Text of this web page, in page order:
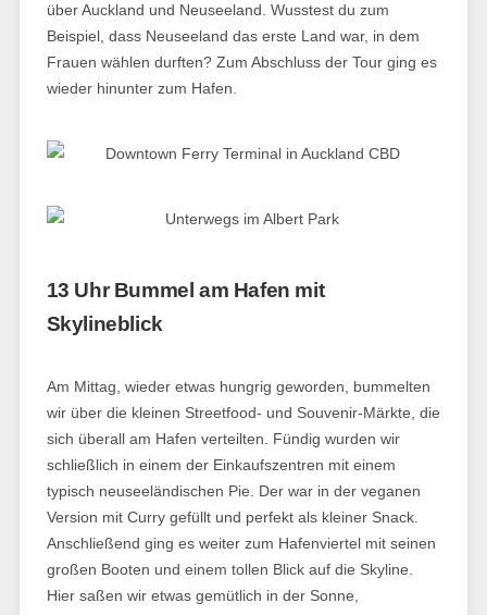
über Auckland und Neuseeland. Wusstest du zum
Beispiel, dass Neuseeland das erste Land war, in dem
Frauen wählen durften? Zum Abschluss der Tour ging es
wieder hinunter zum Hafen.
13 Uhr Bummel am Hafen mit
Skylineblick
Am Mittag, wieder etwas hungrig geworden, bummelten
wir über die kleinen Streetfood- und Souvenir-Märkte, die
sich überall am Hafen verteilten. Fündig wurden wir
schließlich in einem der Einkaufszentren mit einem
typisch neuseeländischen Pie. Der war in der veganen
Version mit Curry gefüllt und perfekt als kleiner Snack.
Anschließend ging es weiter zum Hafenviertel mit seinen
großen Booten und einem tollen Blick auf die Skyline.
Hier saßen wir etwas gemütlich in der Sonne,